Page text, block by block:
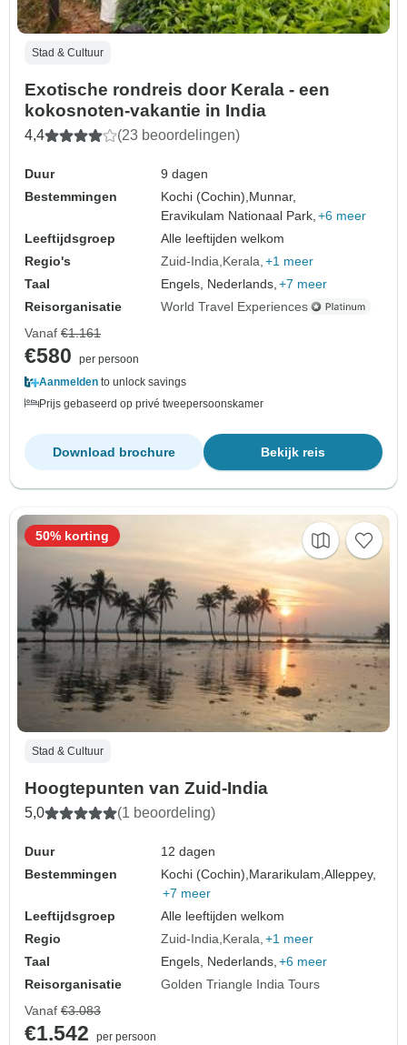
Stad & Cultuur
Exotische rondreis door Kerala - een
kokosnoten-vakantie in India
4,4 (23 beoordelingen)
Duur
9 dagen
Bestemmingen
Kochi (Cochin), Munnar,
Eravikulam Nationaal Park, +6 meer
Leeftijdsgroep
Alle leeftijden welkom
Regio's
Zuid-India Kerala +1 meer
Taal
Engels, Nederlands, +7 meer
Reisorganisatie
World Travel Experiences
Vanaf €1.161
€580
per persoon
Aanmelden to unlock savings
Prijs gebaseerd op privé tweepersoonskamer
Bekijk reis
Download brochure
Stad & Cultuur
Hoogtepunten van Zuid-India
5,0 (1 beoordeling)
Duur
12 dagen
Bestemmingen
Kochi (Cochin), Mararikulam,Alleppey,
+7 meer
Leeftijdsgroep
Alle leeftijden welkom
Regio
Zuid-India Kerala +1 meer
Taal
Engels, Nederlands, +6 meer
Reisorganisatie
Golden Triangle India Tours
50% korting
Vanaf €3.083
€1.542
per persoon